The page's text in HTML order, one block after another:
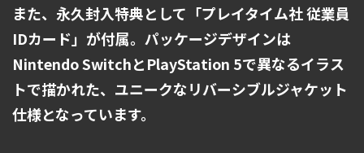
また、永久封入特典として「プレイタイム社 従業員
IDカード」が付属。パッケージデザインは
Nintendo SwitchとPlayStation 5で異なるイラス
トで描かれた、ユニークなリバーシブルジャケット
仕様となっています。